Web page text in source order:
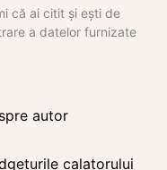
că ai citit și ești de
a datelor furnizate
autor
calatorului